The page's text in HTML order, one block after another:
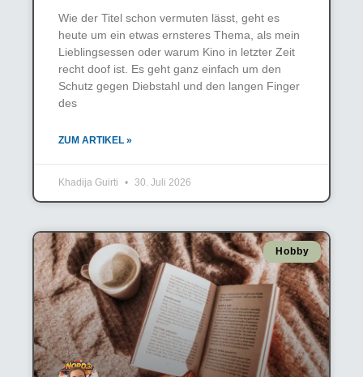
Wie der Titel schon vermuten lässt, geht es
heute um ein etwas ernsteres Thema, als mein
Lieblingsessen oder warum Kino in letzter Zeit
recht doof ist. Es geht ganz einfach um den
Schutz gegen Diebstahl und den langen Finger
des
ZUM ARTIKEL »
Khadija Guirti 30. Juli 2026
Hobby